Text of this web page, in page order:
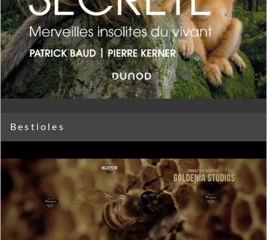
Bestioles